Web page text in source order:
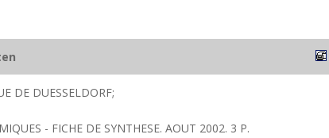
DE DUESSELDORF;
- FICHE DE SYNTHESE. AOUT 2002. 3 P.